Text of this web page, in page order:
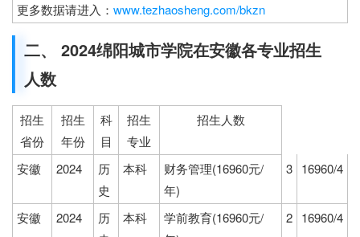
更多数据请进入： www.tezhaosheng.com/bkzn
二、 2024绵阳城市学院在安徽各专业招生
人数
招生
省份
招生
年份
科
目
招生
专业
招生人数
安徽 2024
历
史
本科
财务管理(16960元/
年)
3 16960/4
安徽 2024
历
本科
学前教育(16960元/
2 16960/4